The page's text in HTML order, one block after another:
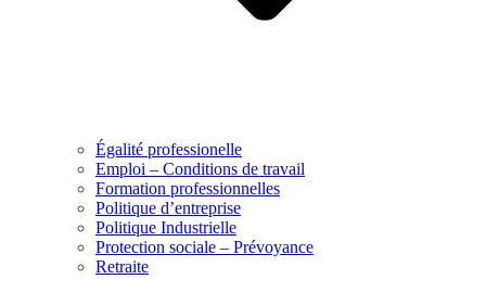
Égalité professionelle
Emploi – Conditions de travail
Formation professionnelles
Politique d’entreprise
Politique Industrielle
Protection sociale – Prévoyance
Retraite